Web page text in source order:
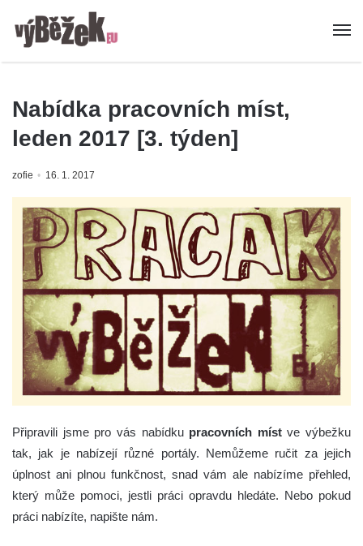
Nabídka pracovních míst,
leden 2017 [3. týden]
zofie 16. 1. 2017
Připravili jsme pro vás nabídku pracovních místve výbežku
tak, jak je nabízejí různé portály. Nemůžeme ručit za jejich
úplnost ani plnou funkčnost, snad vám ale nabízíme přehled,
který může pomoci, jestli práci opravdu hledáte. Nebo pokud
práci nabízíte, napište nám.